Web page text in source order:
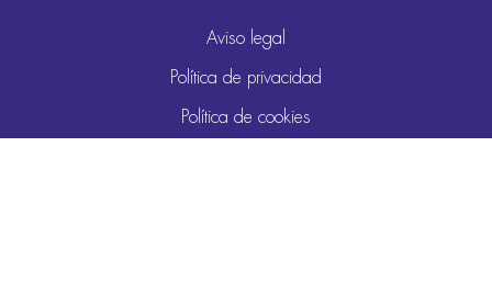
Aviso legal
Política de privacidad
Política de cookies